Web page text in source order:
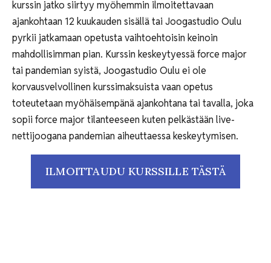
kurssin jatko siirtyy myöhemmin ilmoitettavaan
ajankohtaan 12 kuukauden sisällä tai Joogastudio Oulu
pyrkii jatkamaan opetusta vaihtoehtoisin keinoin
mahdollisimman pian. Kurssin keskeytyessä force major
tai pandemian syistä, Joogastudio Oulu ei ole
korvausvelvollinen kurssimaksuista vaan opetus
toteutetaan myöhäisempänä ajankohtana tai tavalla, joka
sopii force major tilanteeseen kuten pelkästään live-
nettijoogana pandemian aiheuttaessa keskeytymisen.
ILMOITTAUDU KURSSILLE TÄSTÄ